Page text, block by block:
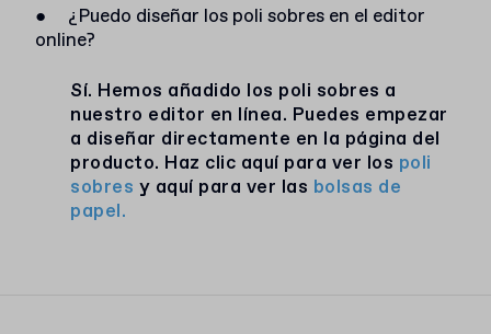
●
¿Puedo diseñar los poli sobres en el editor
online?
Sí. Hemos añadido los poli sobres a
nuestro editor en línea. Puedes empezar
a diseñar directamente en la página del
producto. Haz clic aquí para ver los poli
sobres y aquí para ver las bolsas de
papel.